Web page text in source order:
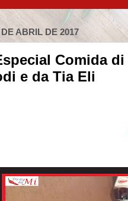
ABRIL DE 2017
Comida
e da Tia Eli